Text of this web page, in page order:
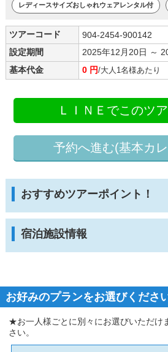
レディースサイズおしゃれウェアレンタル付
ツアーコード
904-2454-900142
設定期間
2025年12月20日 ～
基本代金
0 円/大人1名様あたり
ＬＩＮＥでこのツ
予約へ進む(基本カ
おすすめツアーポイント！
宿泊施設情報
お好みのプランをお選びください
★お一人様ごとに別々にお選びいただけ
さい。